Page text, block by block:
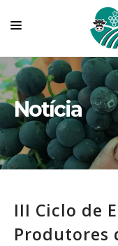
HOME
SINDICATO
TECNOVITIS
CONVÊNIOS
ASSOCIADOS
ASSOCIE-SE
Notícia
III Ciclo de
Produtores